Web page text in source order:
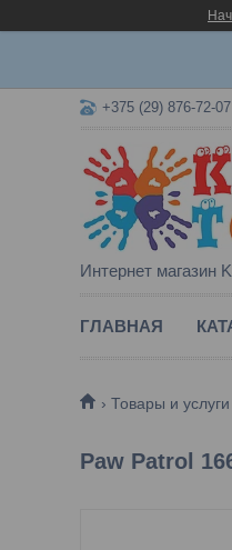
+375 (29) 876-72-07
Интернет магазин
ГЛАВНАЯ
Товары и услуги
Paw Patrol